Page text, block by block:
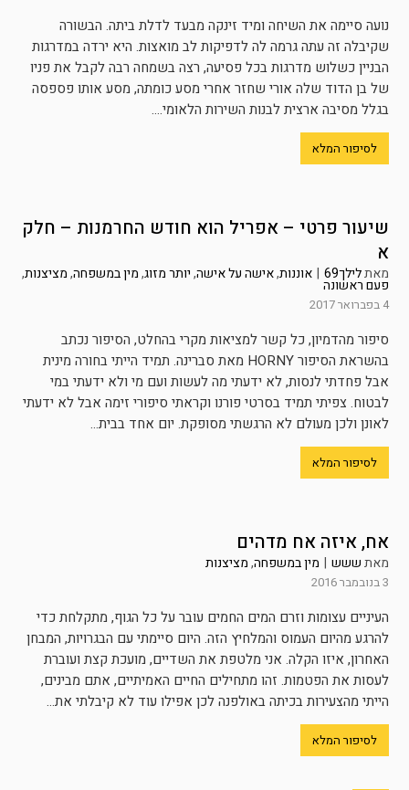
נועה סיימה את השיחה ומיד זינקה מבעד לדלת ביתה. הבשורה
שקיבלה זה עתה גרמה לה לדפיקות לב מואצות. היא ירדה במדרגות
הבניין כשלוש מדרגות בכל פסיעה, רצה בשמחה רבה לקבל את פניו
של בן הדוד שלה אורי שחזר אחרי מסע כומתה, מסע אותו פספסה
בגלל מסיבה ארצית לבנות השירות הלאומי....
לסיפור המלא
שיעור פרטי – אפריל הוא חודש החרמנות – חלק
א
מאתלילך69 | אוננות,אישה על אישה,יותר מזוג,מין במשפחה,מציצנות,
פעם ראשונה
4 בפברואר 2017
סיפור מהדמיון, כל קשר למציאות מקרי בהחלט, הסיפור נכתב
בהשראת הסיפור HORNY מאת סברינה. תמיד הייתי בחורה מינית
אבל פחדתי לנסות, לא ידעתי מה לעשות ועם מי ולא ידעתי במי
לבטוח. צפיתי תמיד בסרטי פורנו וקראתי סיפורי זימה אבל לא ידעתי
לאונן ולכן מעולם לא הרגשתי מסופקת. יום אחד בבית...
לסיפור המלא
אח, איזה אח מדהים
מאתששש | מין במשפחה,מציצנות
3 בנובמבר 2016
העיניים עצומות וזרם המים החמים עובר על כל הגוף, מתקלחת כדי
להרגע מהיום העמוס והמלחיץ הזה. היום סיימתי עם הבגרויות, המבחן
האחרון, איזו הקלה. אני מלטפת את השדיים, מועכת קצת ועוברת
לעסות את הפטמות. זהו מתחילים החיים האמיתיים, אתם מבינים,
הייתי מהצעירות בכיתה באולפנה לכן אפילו עוד לא קיבלתי את...
לסיפור המלא